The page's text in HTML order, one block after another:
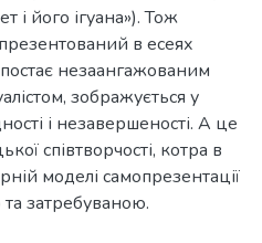
і його ігуана»). Тож
в есеях
незаангажованим
зображується у
і незавершеності. А це
співтворчості, котра в
моделі самопрезентації